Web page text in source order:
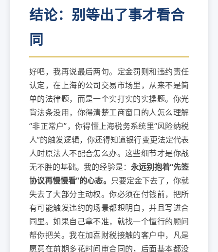
结论：别等出了事才看合
同
好吧，我再说最后两句。定金罚则和违约责任
认定，在上海的公司交易市场里，从来不是简
单的法律题，而是一个实打实的实操题。你光
背法条没用，你得清楚工商窗口的人怎么理解
“非正常户”，你得懂上海税务系统里“风险纳税
人”的触发逻辑，你还得知道银行变更法定代表
人时原法人不配合怎么办。这些细节才是你战
无不胜的基础。我的经验是： 永远别抱着“先签
协议再慢慢看”的心态。 只要定金下去了，你就
失去了大部分主动权。你必须在付钱前，把所
有可能触发违约的场景都想明白，并且写进合
同里。如果自己拿不准，就找一个懂行的顾问
帮你把关。我在加喜财税接触的客户中，凡是
愿意在前期多花时间审合同的，后面基本都没